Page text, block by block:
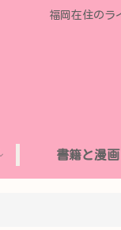
福岡在住のラ
書籍と漫画